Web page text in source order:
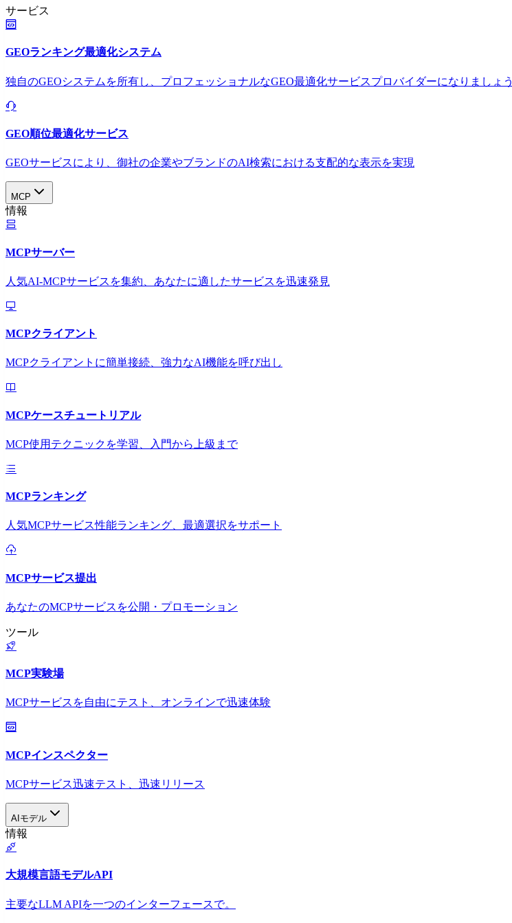
サービス
GEOランキング最適化システム
独自のGEOシステムを所有し、プロフェッショナルなGEO最適化サービスプロバイダーになりましょう
GEO順位最適化サービス
GEOサービスにより、御社の企業やブランドのAI検索における支配的な表示を実現​
MCP
情報
MCPサーバー
人気AI-MCPサービスを集約、あなたに適したサービスを迅速発見
MCPクライアント
MCPクライアントに簡単接続、強力なAI機能を呼び出し
MCPケースチュートリアル
MCP使用テクニックを学習、入門から上級まで
MCPランキング
人気MCPサービス性能ランキング、最適選択をサポート
MCPサービス提出
あなたのMCPサービスを公開・プロモーション
ツール
MCP実験場
MCPサービスを自由にテスト、オンラインで迅速体験
MCPインスペクター
MCPサービス迅速テスト、迅速リリース
AIモデル
情報
大規模言語モデルAPI
主要なLLM APIを一つのインターフェースで。